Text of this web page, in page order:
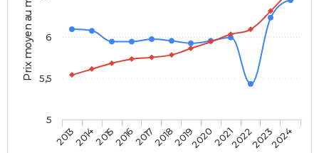
Prix moyen au m²
201320142015201620172018201920202021202220232024
5,5
6
5